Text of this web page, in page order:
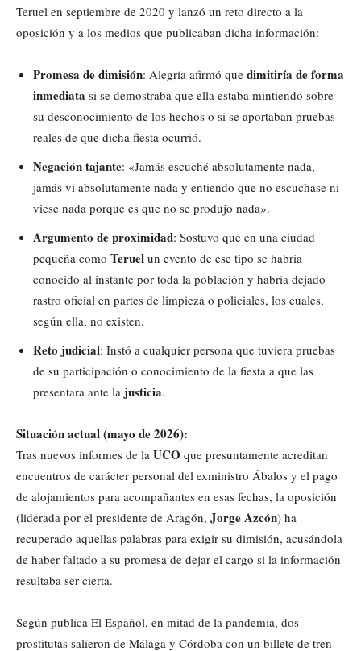
Teruel en septiembre de 2020 y lanzó un reto directo a la
oposición y a los medios que publicaban dicha información:
Promesa de dimisión: Alegría afirmó que dimitiría de forma
inmediata si se demostraba que ella estaba mintiendo sobre
su desconocimiento de los hechos o si se aportaban pruebas
reales de que dicha fiesta ocurrió.
Negación tajante: «Jamás escuché absolutamente nada,
jamás vi absolutamente nada y entiendo que no escuchase ni
viese nada porque es que no se produjo nada».
Argumento de proximidad: Sostuvo que en una ciudad
pequeña como Teruel un evento de ese tipo se habría
conocido al instante por toda la población y habría dejado
rastro oficial en partes de limpieza o policiales, los cuales,
según ella, no existen.
Reto judicial: Instó a cualquier persona que tuviera pruebas
de su participación o conocimiento de la fiesta a que las
presentara ante la justicia.
Situación actual (mayo de 2026):
Tras nuevos informes de la UCO que presuntamente acreditan
encuentros de carácter personal del exministro Ábalos y el pago
de alojamientos para acompañantes en esas fechas, la oposición
(liderada por el presidente de Aragón, Jorge Azcón) ha
recuperado aquellas palabras para exigir su dimisión, acusándola
de haber faltado a su promesa de dejar el cargo si la información
resultaba ser cierta.
Según publica El Español, en mitad de la pandemia, dos
prostitutas salieron de Málaga y Córdoba con un billete de tren